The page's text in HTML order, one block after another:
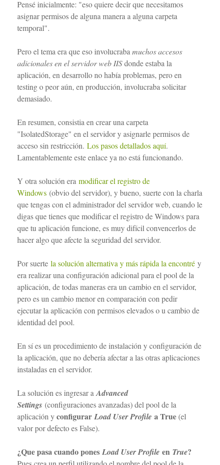
Pensé inicialmente: "eso quiere decir que necesitamos
asignar permisos de alguna manera a alguna carpeta
temporal".
Pero el tema era que eso involucraba muchos accesos
adicionales en el servidor web IISdonde estaba la
aplicación, en desarrollo no había problemas, pero en
testing o peor aún, en producción, involucraba solicitar
demasiado.
En resumen, consistia en crear una carpeta
"IsolatedStorage" en el servidor y asignarle permisos de
acceso sin restricción. Los pasos detallados aquí.
Lamentablemente este enlace ya no está funcionando.
Y otra solución era modificar el registro de
Windows (obvio del servidor), y bueno, suerte con la charla
que tengas con el administrador del servidor web, cuando le
digas que tienes que modificar el registro de Windows para
que tu aplicación funcione, es muy difícil convencerlos de
hacer algo que afecte la seguridad del servidor.
Por suerte la solución alternativa y más rápida la encontré y
era realizar una configuración adicional para el pool de la
aplicación, de todas maneras era un cambio en el servidor,
pero es un cambio menor en comparación con pedir
ejecutar la aplicación con permisos elevados o u cambio de
identidad del pool.
En sí es un procedimiento de instalación y configuración de
la aplicación, que no debería afectar a las otras aplicaciones
instaladas en el servidor.
La solución es ingresar a Advanced
Settings (configuraciones avanzadas) del pool de la
aplicación yconfigurarLoad User Profile a True(el
valor por defecto es False).
¿Que pasa cuando ponesLoad User Profile en True?